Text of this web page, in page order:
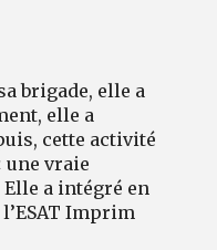
brigade, elle a
elle a
cette activité
une vraie
a intégré en
Imprim